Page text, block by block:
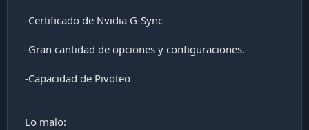
-Certificado de Nvidia G-Sync
-Gran cantidad de opciones y configuraciones.
-Capacidad de Pivoteo
Lo malo: